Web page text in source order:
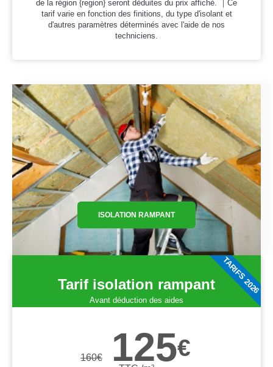
de la région {region} seront déduites du prix affiché. ｜Ce
tarif varie en fonction des finitions, du type d'isolant et
d'autres paramètres déterminés avec l'aide de nos
techniciens.
ISOLATION RAMPANT
Tarif isolation rampant
Avant déduction des aides
160€ 125€
TARIFS 2026